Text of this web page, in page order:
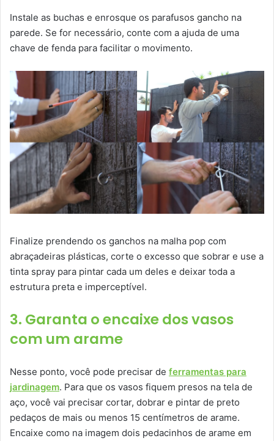
Instale as buchas e enrosque os parafusos gancho na
parede. Se for necessário, conte com a ajuda de uma
chave de fenda para facilitar o movimento.
Finalize prendendo os ganchos na malha pop com
abraçadeiras plásticas, corte o excesso que sobrar e use a
tinta spray para pintar cada um deles e deixar toda a
estrutura preta e imperceptível.
3. Garanta o encaixe dos vasos
com um arame
Nesse ponto, você pode precisar de ferramentas para
jardinagem. Para que os vasos fiquem presos na tela de
aço, você vai precisar cortar, dobrar e pintar de preto
pedaços de mais ou menos 15 centímetros de arame.
Encaixe como na imagem dois pedacinhos de arame em